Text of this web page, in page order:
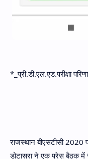
*_प्री.डी.एल.एड.परीक्षा
राजस्थान बीएसटीसी 2020
डोटासरा ने एक प्रेस बैठक में